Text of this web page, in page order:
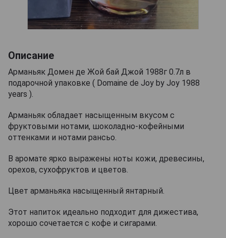
Описание
Арманьяк Домен де Жой бай Джой 1988г 0.7л в
подарочной упаковке ( Domaine de Joy by Joy 1988
years ).
Арманьяк обладает насыщенным вкусом с
фруктовыми нотами, шоколадно-кофейными
оттенками и нотами рансьо.
В аромате ярко выражены ноты кожи, древесины,
орехов, сухофруктов и цветов.
Цвет арманьяка насыщенный янтарный.
Этот напиток идеально подходит для дижестива,
хорошо сочетается с кофе и сигарами.